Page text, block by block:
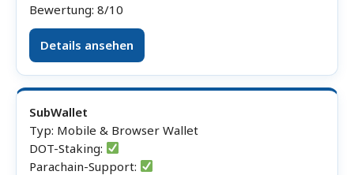
Bewertung: 8/10
Details ansehen
SubWallet
Typ: Mobile & Browser Wallet
DOT-Staking:
Parachain-Support: